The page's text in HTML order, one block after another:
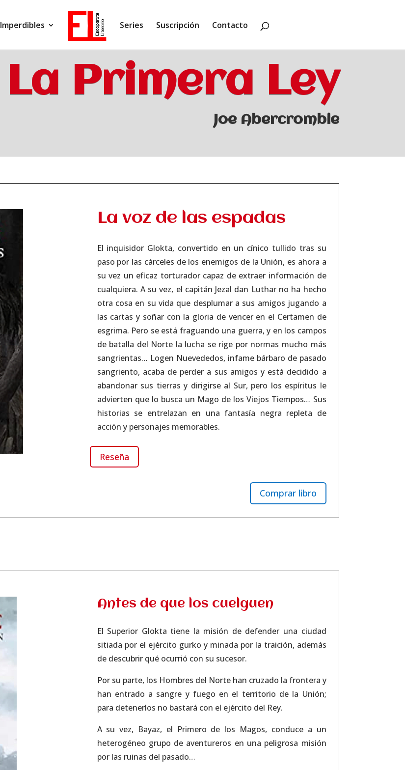
Imperdibles Series Suscripción Contacto
La Primera Ley
Joe Abercrombie
La voz de las espadas
El inquisidor Glokta, convertido en un cínico tullido tras su
paso por las cárceles de los enemigos de la Unión, es ahora a
su vez un eficaz torturador capaz de extraer información de
cualquiera. A su vez, el capitán Jezal dan Luthar no ha hecho
otra cosa en su vida que desplumar a sus amigos jugando a
las cartas y soñar con la gloria de vencer en el Certamen de
esgrima. Pero se está fraguando una guerra, y en los campos
de batalla del Norte la lucha se rige por normas mucho más
sangrientas… Logen Nuevededos, infame bárbaro de pasado
sangriento, acaba de perder a sus amigos y está decidido a
abandonar sus tierras y dirigirse al Sur, pero los espíritus le
advierten que lo busca un Mago de los Viejos Tiempos… Sus
historias se entrelazan en una fantasía negra repleta de
acción y personajes memorables.
Reseña
Comprar libro
Antes de que los cuelguen
El Superior Glokta tiene la misión de defender una ciudad
sitiada por el ejército gurko y minada por la traición, además
de descubrir qué ocurrió con su sucesor.
Por su parte, los Hombres del Norte han cruzado la frontera y
han entrado a sangre y fuego en el territorio de la Unión;
para detenerlos no bastará con el ejército del Rey.
A su vez, Bayaz, el Primero de los Magos, conduce a un
heterogéneo grupo de aventureros en una peligrosa misión
por las ruinas del pasado…